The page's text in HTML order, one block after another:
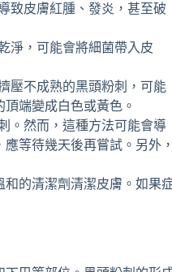
致皮膚紅腫、發炎，甚至破
淨，可能會將細菌帶入皮
壓不成熟的黑頭粉刺，可能
端變成白色或黃色。
。然而，這種方法可能會導
等待幾天後再嘗試。另外
的清潔劑清潔皮膚。如果